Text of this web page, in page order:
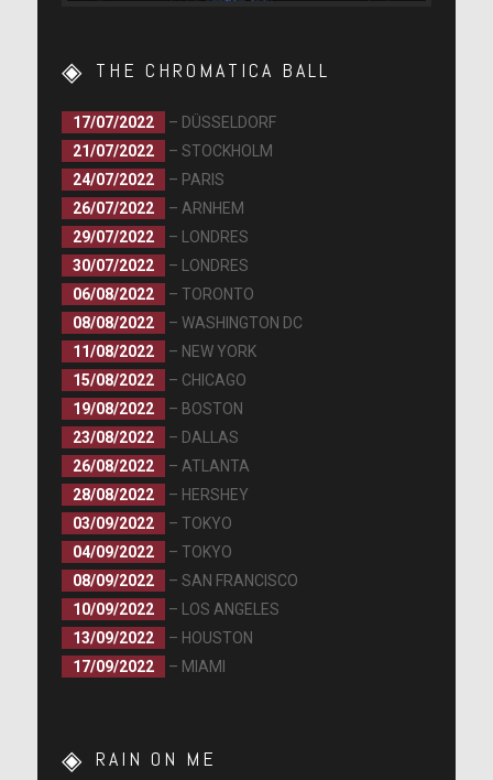
The Fame
THE CHROMATICA BALL
17/07/2022
– DÜSSELDORF
21/07/2022
– STOCKHOLM
24/07/2022
– PARIS
26/07/2022
– ARNHEM
29/07/2022
– LONDRES
30/07/2022
– LONDRES
06/08/2022
– TORONTO
08/08/2022
– WASHINGTON DC
11/08/2022
– NEW YORK
15/08/2022
– CHICAGO
19/08/2022
– BOSTON
23/08/2022
– DALLAS
26/08/2022
– ATLANTA
28/08/2022
– HERSHEY
03/09/2022
– TOKYO
04/09/2022
– TOKYO
08/09/2022
– SAN FRANCISCO
10/09/2022
– LOS ANGELES
13/09/2022
– HOUSTON
17/09/2022
– MIAMI
RAIN ON ME